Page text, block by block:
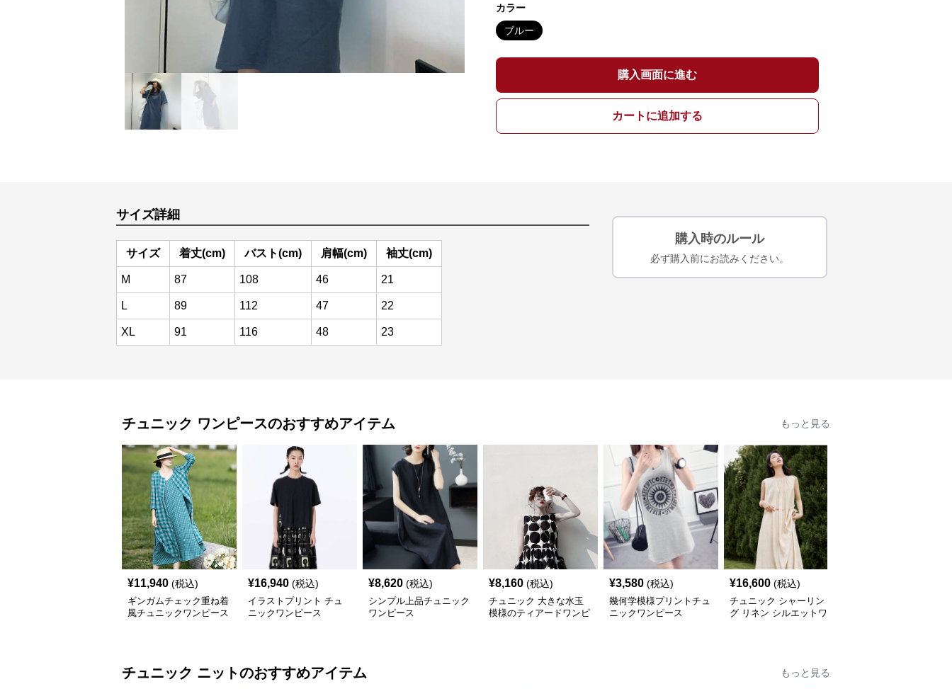
カラー
ブルー
購入画面に進む
カートに追加する
サイズ詳細
サイズ 着丈(cm) バスト(cm) 肩幅(cm) 袖丈(cm)
M 87 108 46 21
L 89 112 47 22
XL 91 116 48 23
購入時のルール
必ず購入前にお読みください。
チュニック ワンピースのおすすめアイテム もっと見る
¥11,940 (税込)
ギンガムチェック重ね着
風チュニックワンピース
¥16,940 (税込)
イラストプリント チュ
ニックワンピース
¥8,620 (税込)
シンプル上品チュニック
ワンピース
¥8,160 (税込)
チュニック 大きな水玉
模様のティアードワンピ
¥3,580 (税込)
幾何学模様プリントチュ
ニックワンピース
¥16,600 (税込)
チュニック シャーリン
グ リネン シルエットワ
チュニック ニットのおすすめアイテム もっと見る